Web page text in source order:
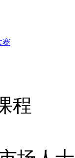
赛
程